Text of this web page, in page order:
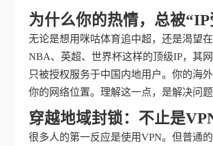
为什么你的热情，总被“IP
无论是想用咪咕体育追中超，还是渴望
NBA、英超、世界杯这样的顶级IP，其
只被授权服务于中国内地用户。你的海
你的网络位置。理解这一点，是解决问
穿越地域封锁：不止是
很多人的第一反应是使用VPN。但普通